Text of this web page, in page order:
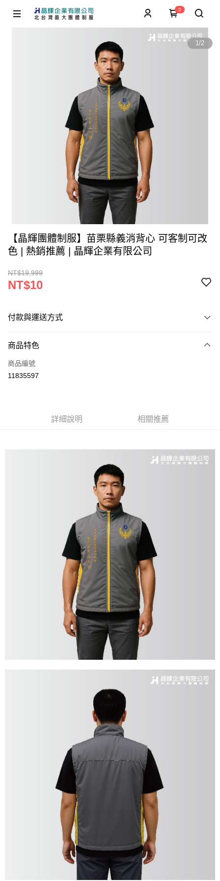
0
1/2
【晶輝團體制服】苗栗縣義消背心 可客制可改
色 | 熱銷推薦 | 晶輝企業有限公司
NT$19,999
NT$10
付款與運送方式
信用卡一次付款
運送方式
商品特色
商品編號
11835597
詳細說明 相關推薦